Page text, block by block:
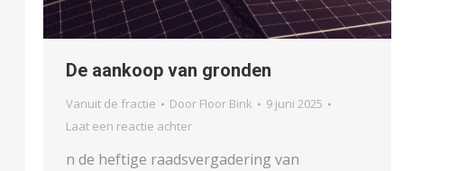
De aankoop van gronden
Vanuit de fractie Door Floor Bink
9 juni 2025
Laat een reactie achter
n de heftige raadsvergadering van